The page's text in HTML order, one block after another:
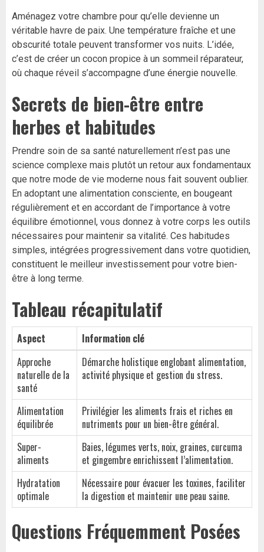
Aménagez votre chambre pour qu’elle devienne un
véritable havre de paix. Une température fraîche et une
obscurité totale peuvent transformer vos nuits. L’idée,
c’est de créer un cocon propice à un sommeil réparateur,
où chaque réveil s’accompagne d’une énergie nouvelle.
Secrets de bien-être entre
herbes et habitudes
Prendre soin de sa santé naturellement n’est pas une
science complexe mais plutôt un retour aux fondamentaux
que notre mode de vie moderne nous fait souvent oublier.
En adoptant une alimentation consciente, en bougeant
régulièrement et en accordant de l’importance à votre
équilibre émotionnel, vous donnez à votre corps les outils
nécessaires pour maintenir sa vitalité. Ces habitudes
simples, intégrées progressivement dans votre quotidien,
constituent le meilleur investissement pour votre bien-
être à long terme.
Tableau récapitulatif
Aspect
Information clé
Approche
naturelle de la
santé
Démarche holistique englobant alimentation,
activité physique et gestion du stress.
Alimentation
équilibrée
Privilégier les aliments frais et riches en
nutriments pour un bien-être général.
Super-
aliments
Baies, légumes verts, noix, graines, curcuma
et gingembre enrichissent l’alimentation.
Hydratation
optimale
Nécessaire pour évacuer les toxines, faciliter
la digestion et maintenir une peau saine.
Questions Fréquemment Posées